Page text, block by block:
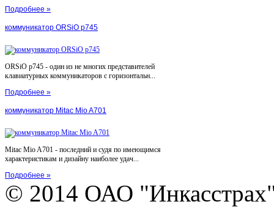
Подробнее »
коммуникатор ORSiO p745
ORSiO p745 - один из не многих представителей
клавиатурных коммуникаторов с горизонтальн...
Подробнее »
коммуникатор Mitac Mio A701
Mitac Mio A701 - последний и судя по имеющимся
характеристикам и дизайну наиболее удач...
Подробнее »
© 2014 ОАО